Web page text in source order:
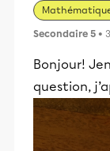
Secondaire 5 •
Bonjour!
question,